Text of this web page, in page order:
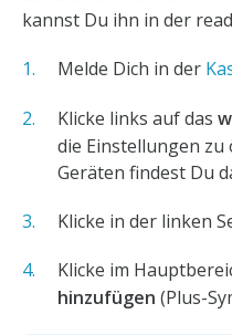
kannst Du ihn in der
Melde Dich in der
Klicke links auf das
die Einstellungen
Geräten findest Du
Klicke in der linken
Klicke im
hinzufügen (Plus-